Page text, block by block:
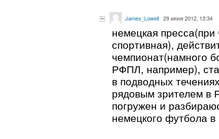
James_Lowell 29 июня 2012, 13:34
немецкая
спортивная),
чемпионат(намного
РФПЛ, например),
в подводных
рядовым зрителем в
погружен и
немецкого футбола